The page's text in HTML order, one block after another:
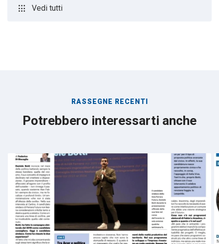
apps Vedi tutti
RASSEGNE RECENTI
Potrebbero interessarti anche